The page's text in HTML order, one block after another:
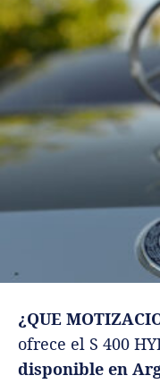
¿QUE
ofrece el S 400
disponible en